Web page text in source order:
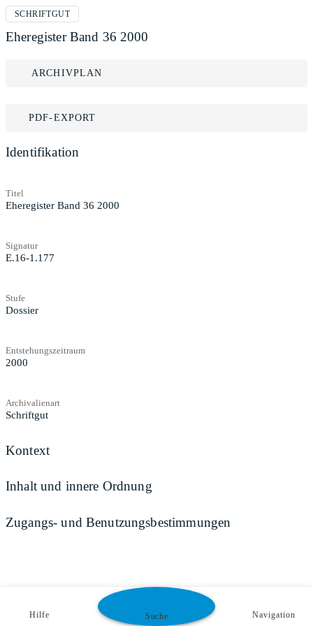
SCHRIFTGUT
Eheregister Band 36 2000
ARCHIVPLAN
PDF-EXPORT
Identifikation
Titel
Eheregister Band 36 2000
Signatur
E.16-1.177
Stufe
Dossier
Entstehungszeitraum
2000
Archivalienart
Schriftgut
Kontext
Inhalt und innere Ordnung
Zugangs- und Benutzungsbestimmungen
Hilfe Suche Navigation